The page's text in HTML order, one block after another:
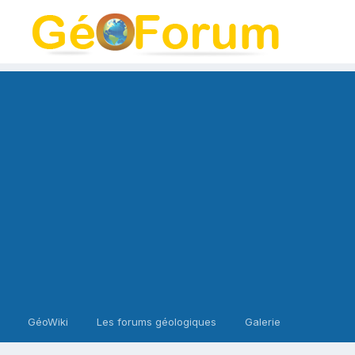
GéoWiki Les forums géologiques Galerie